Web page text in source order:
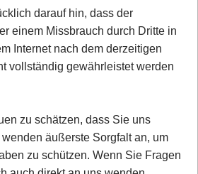
darauf hin, dass der
einem Missbrauch durch Dritte in
Internet nach dem derzeitigen
vollständig gewährleistet werden
zu schätzen, dass Sie uns
äußerste Sorgfalt an, um
zu schützen. Wenn Sie Fragen